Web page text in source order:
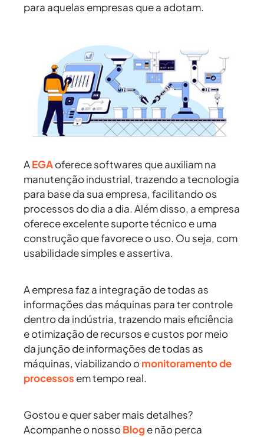
para aquelas empresas que a adotam.
AEGAoferece softwares que auxiliam na
manutenção industrial, trazendo a tecnologia
para base da sua empresa, facilitando os
processos do dia a dia. Além disso, a empresa
oferece excelente suporte técnico e uma
construção que favorece o uso. Ou seja, com
usabilidade simples e assertiva.
A empresa faz a integração de todas as
informações das máquinas para ter controle
dentro da indústria, trazendo mais eficiência
e otimização de recursos e custos por meio
da junção de informações de todas as
máquinas, viabilizando omonitoramento de
processos em tempo real.
Gostou e quer saber mais detalhes?
Acompanhe o nossoBlog e não perca